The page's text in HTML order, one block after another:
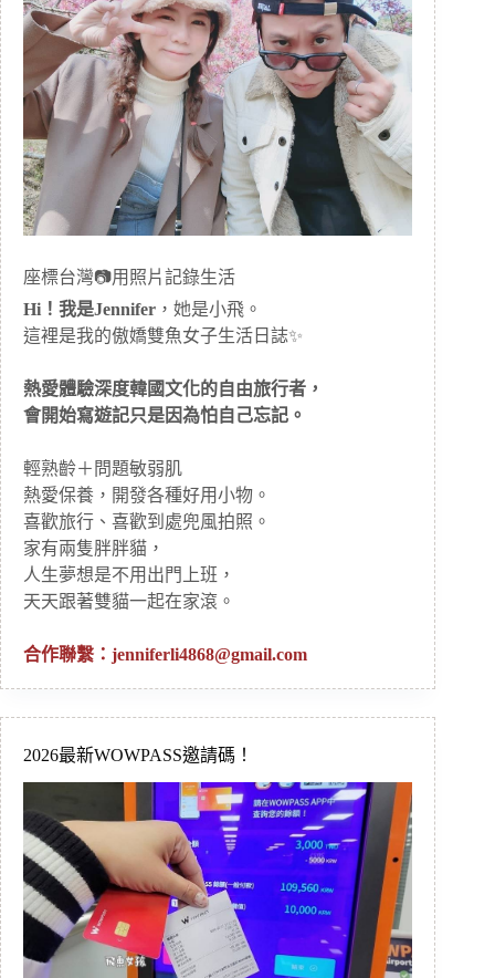
座標台灣📷用照片記錄生活
Hi！我是Jennifer ，她是小飛。
這裡是我的傲嬌雙魚女子生活日誌✨
熱愛體驗深度韓國文化的自由旅行者，
會開始寫遊記只是因為怕自己忘記。
輕熟齡＋問題敏弱肌
熱愛保養，開發各種好用小物。
喜歡旅行、喜歡到處兜風拍照。
家有兩隻胖胖貓，
人生夢想是不用出門上班，
天天跟著雙貓一起在家滾。
合作聯繫： jenniferli4868@gmail.com
2026最新WOWPASS邀請碼！